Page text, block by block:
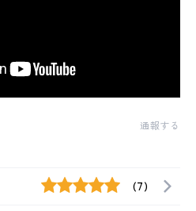
通報する
(7)